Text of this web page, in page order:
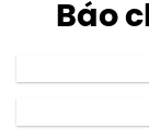
Báo